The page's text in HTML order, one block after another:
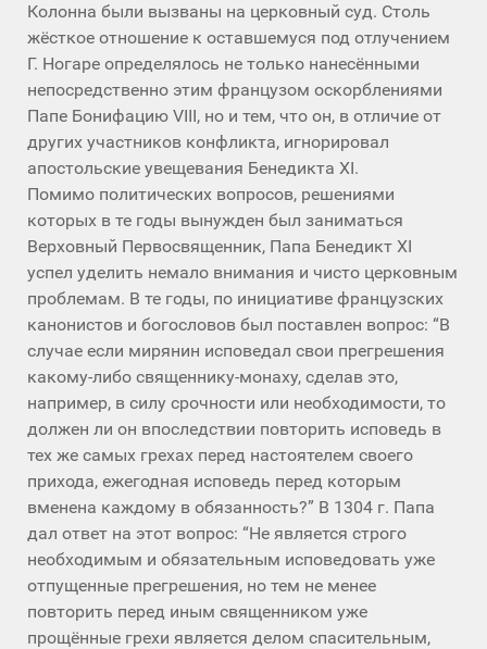
Колонна были вызваны на церковный суд. Столь
жёсткое отношение к оставшемуся под отлучением
Г. Ногаре определялось не только нанесёнными
непосредственно этим французом оскорблениями
Папе Бонифацию VIII, но и тем, что он, в отличие от
других участников конфликта, игнорировал
апостольские увещевания Бенедикта XI.
Помимо политических вопросов, решениями
которых в те годы вынужден был заниматься
Верховный Первосвященник, Папа Бенедикт XI
успел уделить немало внимания и чисто церковным
проблемам. В те годы, по инициативе французских
канонистов и богословов был поставлен вопрос: “В
случае если мирянин исповедал свои прегрешения
какому-либо священнику-монаху, сделав это,
например, в силу срочности или необходимости, то
должен ли он впоследствии повторить исповедь в
тех же самых грехах перед настоятелем своего
прихода, ежегодная исповедь перед которым
вменена каждому в обязанность?” В 1304 г. Папа
дал ответ на этот вопрос: “Не является строго
необходимым и обязательным исповедовать уже
отпущенные прегрешения, но тем не менее
повторить перед иным священником уже
прощённые грехи является делом спасительным,